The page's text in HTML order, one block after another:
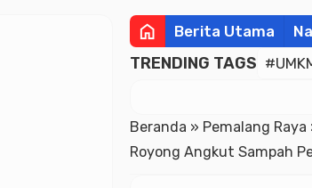
home Berita Utama
TRENDING TAGS
Beranda » Pemalang Raya
Royong Angkut Sampah